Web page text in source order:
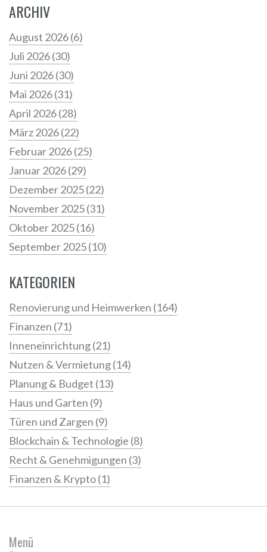
ARCHIV
August 2026(6)
Juli 2026(30)
Juni 2026(30)
Mai 2026(31)
April 2026(28)
März 2026(22)
Februar 2026(25)
Januar 2026(29)
Dezember 2025(22)
November 2025(31)
Oktober 2025(16)
September 2025(10)
KATEGORIEN
Renovierung und Heimwerken (164)
Finanzen (71)
Inneneinrichtung(21)
Nutzen & Vermietung(14)
Planung & Budget (13)
Haus und Garten (9)
Türen und Zargen (9)
Blockchain & Technologie (8)
Recht & Genehmigungen (3)
Finanzen & Krypto(1)
Menü